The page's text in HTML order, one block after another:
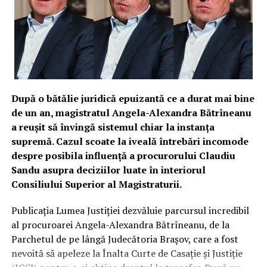
– Monitorizăm permanent.
– Nu am văzut nimic.
– Dacă apare ceva relevant, revenim.
E ca și cum vecinul vine la poartă și zice:
– Ți-a sărit o cărămidă de pe casă în curtea mea și a
explodat.
Iar tu, cu zâmbet instituțional:
– Eu n-am văzut nicio cărămidă. Uite, în catastif nu scrie
nimic. Deci nu e.
Cireașa de pe tort: nimeni nu știe de unde e drona și
dar e suficient ca România să se declare imaculată: „nu
noi, altul”. Că suntem membru NATO, parte a unei
regiuni fierbinți, aproape de un război, cu drone căzând
în Ucraina, Rusia, Marea Neagră – detalii plictisitoare.
După o bătălie juridică epuizantă ce a durat mai bine
de un an, magistratul Angela-Alexandra Bătrîneanu
a reușit să învingă sistemul chiar la instanța
supremă. Cazul scoate la iveală întrebări incomode
despre posibila influență a procurorului Claudiu
Sandu asupra deciziilor luate în interiorul
Consiliului Superior al Magistraturii.
Publicația Lumea Justiției dezvăluie parcursul incredibil
al procuroarei Angela-Alexandra Bătrîneanu, de la
Parchetul de pe lângă Judecătoria Brașov, care a fost
nevoită să apeleze la Înalta Curte de Casație și Justiție